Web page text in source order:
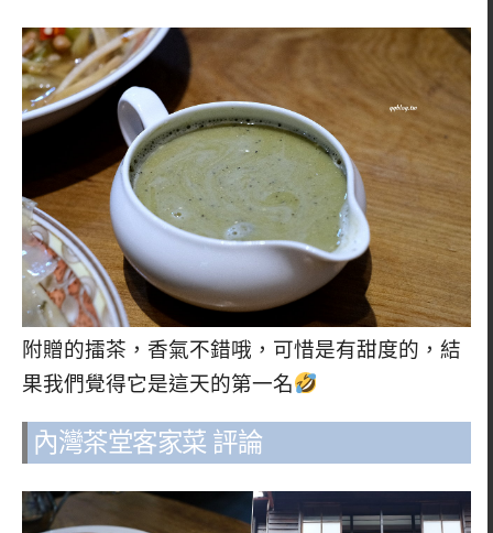
附贈的擂茶，香氣不錯哦，可惜是有甜度的，結
果我們覺得它是這天的第一名
內灣茶堂客家菜 評論